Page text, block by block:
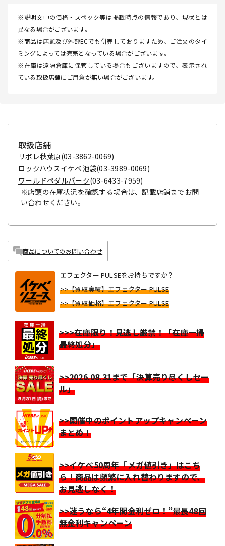
※説明文中の価格・スペック等は掲載時点の情報であり、現状とは
異なる場合がございます。
※商品は店頭及び外部ECでも併売しておりますため、ご注文のタイ
ミングによっては完売となっている場合がございます。
※在庫は遠隔倉庫に保管している場合もございますので、表示され
ている取扱店舗にご用意が無い場合がございます。
取扱店舗
リボレ秋葉原(03-3862-0069)
ロックハウスイケベ池袋(03-3989-0069)
ワールドペダルパーク(03-6433-7959)
※店頭の在庫状況を確認する場合は、記載店舗までお問
い合わせください。
商品についてのお問い合わせ
エフェクター PULSEをお持ちですか？
>>【買取実績】エフェクター PULSE
>>【買取価格】エフェクター PULSE
>>>在庫限り！見逃し厳禁！「在庫一掃
最終処分」
>>2026.08.31まで「決算売り尽くしセー
ル」
>>開催中のポイントアップキャンペーン
まとめ！
>>イケベ50周年「メガ値引き」はこち
ら！商品は頻繁に入れ替わりますので、
お見逃しなく！
>>迷うなら“4年間金利ゼロ！”最長48回
無金利キャンペーン